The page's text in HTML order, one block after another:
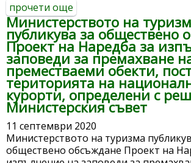
прочети още
публикува за
проект на
министерски съвет за
тарифа за таксите,
закона за туризма.
Министерството на
публикува за обществено
Проект на Наредба за
заповеди за премахване
преместваеми обекти,
територията на
курорти, определени с
Министерския съвет
11 септември 2020
Министерството на туризма
обществено обсъждане Проект на